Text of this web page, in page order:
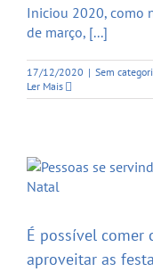
Iniciou 2020, como
de março, [...]
17/12/2020 | Sem
Ler Mais
É possível comer
aproveitar as